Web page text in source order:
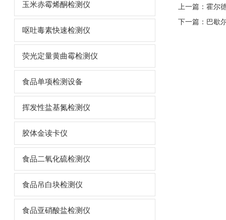
玉米赤霉烯酮检测仪
呕吐毒素快速检测仪
荧光定量黄曲霉检测仪
食品单项检测设备
挥发性盐基氮检测仪
胶体金读卡仪
食品二氧化硫检测仪
食品吊白块检测仪
食品亚硝酸盐检测仪
上一篇： 霍尔
下一篇： 巴歇